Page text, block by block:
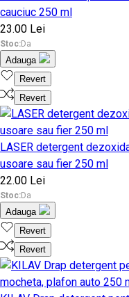
cauciuc 250 ml
23.00 Lei
Stoc:Da
Adauga
Revert
Revert
LASER detergent
usoare sau fier 250 ml
22.00 Lei
Stoc:Da
Adauga
Revert
Revert